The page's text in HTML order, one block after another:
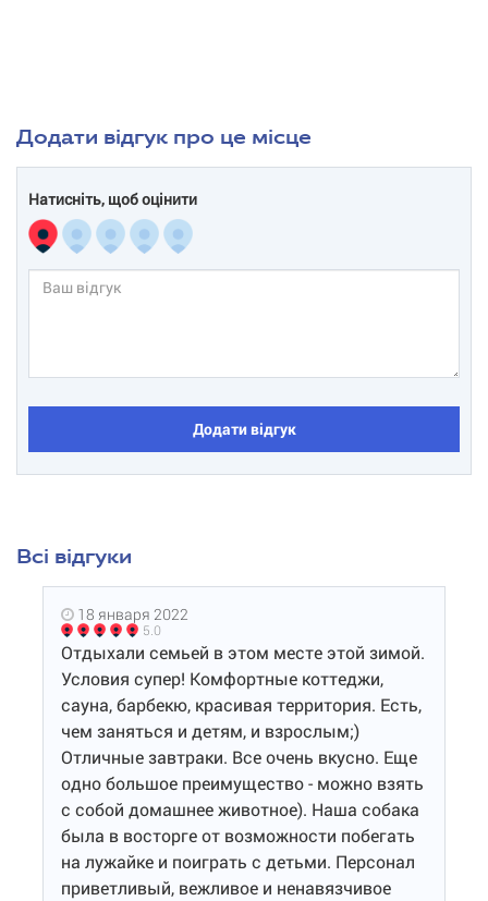
Додати відгук про це місце
Натисніть, щоб оцінити
Додати відгук
Всі відгуки
18 января 2022
5.0
Отдыхали семьей в этом месте этой зимой.
Условия супер! Комфортные коттеджи,
сауна, барбекю, красивая территория. Есть,
чем заняться и детям, и взрослым;)
Отличные завтраки. Все очень вкусно. Еще
одно большое преимущество - можно взять
с собой домашнее животное). Наша собака
была в восторге от возможности побегать
на лужайке и поиграть с детьми. Персонал
приветливый, вежливое и ненавязчивое